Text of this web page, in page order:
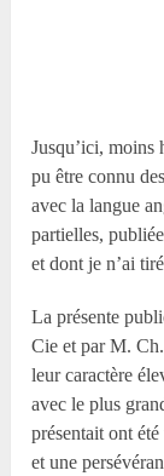
Jusqu’ici, moins
pu être connu
avec la langue
partielles,
et dont je n’ai
La présente
Cie et par M.
leur caractère
avec le plus
présentait ont
et une